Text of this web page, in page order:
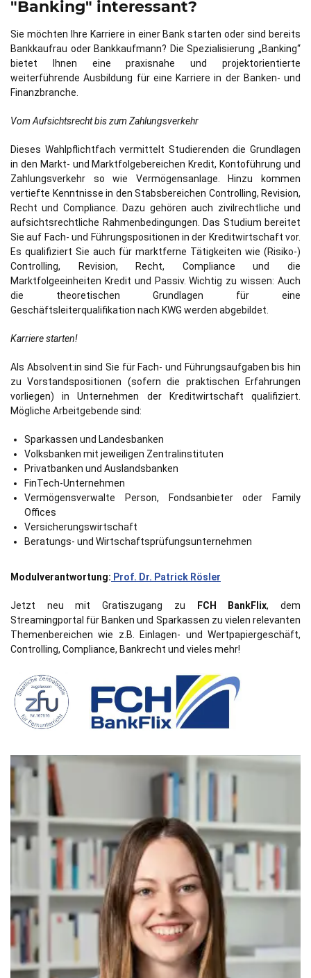
"Banking" interessant?
Sie möchten Ihre Karriere in einer Bank starten oder sind bereits
Bankkaufrau oder Bankkaufmann? Die Spezialisierung „Banking“
bietet Ihnen eine praxisnahe und projektorientierte
weiterführende Ausbildung für eine Karriere in der Banken- und
Finanzbranche.
Vom Aufsichtsrecht bis zum Zahlungsverkehr
Dieses Wahlpflichtfach vermittelt Studierenden die Grundlagen
in den Markt- und Marktfolgebereichen Kredit, Kontoführung und
Zahlungsverkehr so wie Vermögensanlage. Hinzu kommen
vertiefte Kenntnisse in den Stabsbereichen Controlling, Revision,
Recht und Compliance. Dazu gehören auch zivilrechtliche und
aufsichtsrechtliche Rahmenbedingungen. Das Studium bereitet
Sie auf Fach- und Führungspositionen in der Kreditwirtschaft vor.
Es qualifiziert Sie auch für marktferne Tätigkeiten wie (Risiko-)
Controlling, Revision, Recht, Compliance und die
Marktfolgeeinheiten Kredit und Passiv. Wichtig zu wissen: Auch
die theoretischen Grundlagen für eine
Geschäftsleiterqualifikation nach KWG werden abgebildet.
Karriere starten!
Als Absolvent:in sind Sie für Fach- und Führungsaufgaben bis hin
zu Vorstandspositionen (sofern die praktischen Erfahrungen
vorliegen) in Unternehmen der Kreditwirtschaft qualifiziert.
Mögliche Arbeitgebende sind:
Sparkassen und Landesbanken
Volksbanken mit jeweiligen Zentralinstituten
Privatbanken und Auslandsbanken
FinTech-Unternehmen
Vermögensverwalte Person, Fondsanbieter oder Family
Offices
Versicherungswirtschaft
Beratungs- und Wirtschaftsprüfungsunternehmen
Modulverantwortung: Prof. Dr. Patrick Rösler
Jetzt neu mit Gratiszugang zu FCH BankFlix, dem
Streamingportal für Banken und Sparkassen zu vielen relevanten
Themenbereichen wie z.B. Einlagen- und Wertpapiergeschäft,
Controlling, Compliance, Bankrecht und vieles mehr!